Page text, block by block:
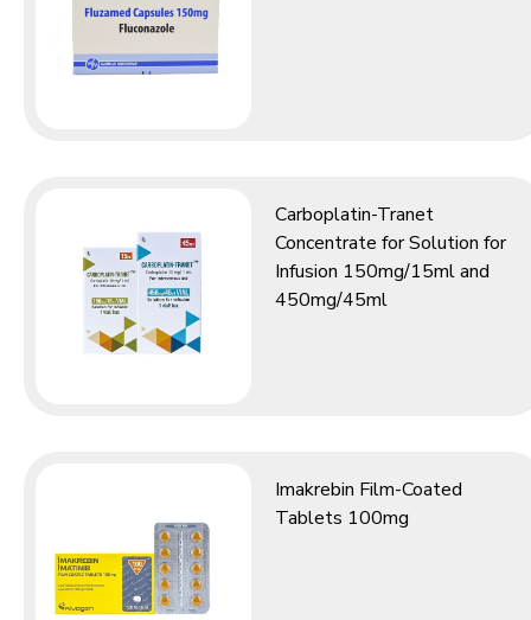
Carboplatin-Tranet
Concentrate for Solution for
Infusion 150mg/15ml and
450mg/45ml
Imakrebin Film-Coated
Tablets 100mg